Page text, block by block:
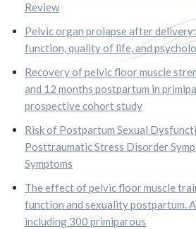
Review
Pelvic organ prolapse after
function, quality of life, and
Recovery of pelvic floor muscle
and 12 months postpartum in
prospective cohort study
Risk of Postpartum Sexual
Posttraumatic Stress Disorder
Symptoms
The effect of pelvic floor muscle
function and sexuality postpartum.
including 300 primiparous